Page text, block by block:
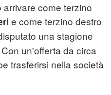
come terzino
e come terzino destro
una stagione
un'offerta da circa
trasferirsi nella società